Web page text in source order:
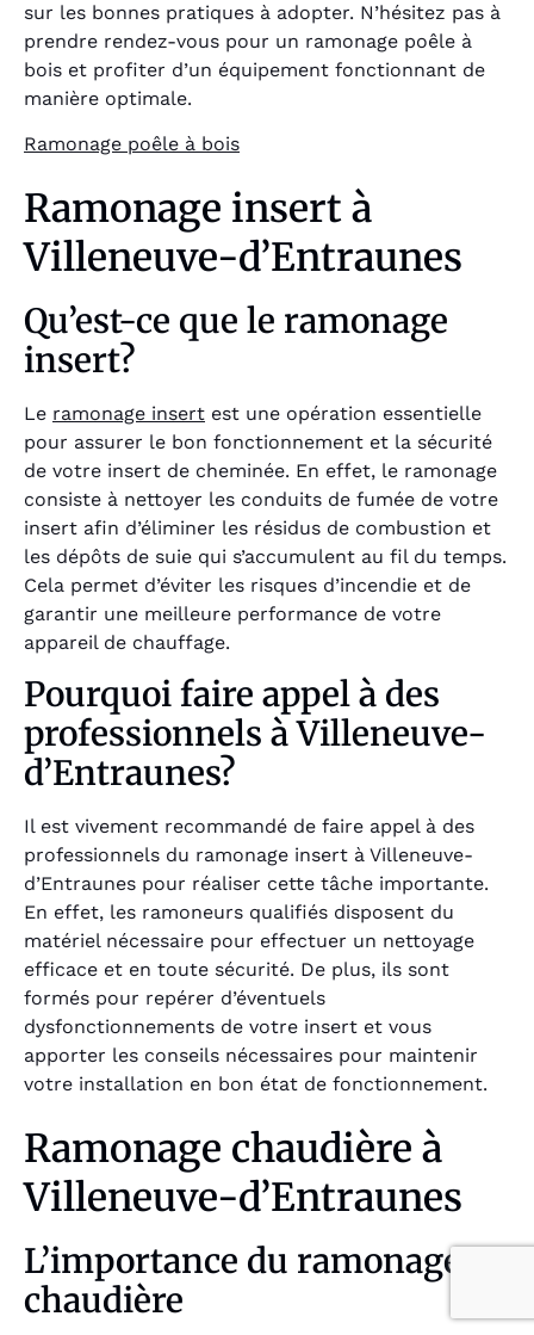
sur les bonnes pratiques à adopter. N’hésitez pas à
prendre rendez-vous pour un ramonage poêle à
bois et profiter d’un équipement fonctionnant de
manière optimale.
Ramonage poêle à bois
Ramonage insert à
Villeneuve-d’Entraunes
Qu’est-ce que le ramonage
insert?
Le ramonage insert est une opération essentielle
pour assurer le bon fonctionnement et la sécurité
de votre insert de cheminée. En effet, le ramonage
consiste à nettoyer les conduits de fumée de votre
insert afin d’éliminer les résidus de combustion et
les dépôts de suie qui s’accumulent au fil du temps.
Cela permet d’éviter les risques d’incendie et de
garantir une meilleure performance de votre
appareil de chauffage.
Pourquoi faire appel à des
professionnels à Villeneuve-
d’Entraunes?
Il est vivement recommandé de faire appel à des
professionnels du ramonage insert à Villeneuve-
d’Entraunes pour réaliser cette tâche importante.
En effet, les ramoneurs qualifiés disposent du
matériel nécessaire pour effectuer un nettoyage
efficace et en toute sécurité. De plus, ils sont
formés pour repérer d’éventuels
dysfonctionnements de votre insert et vous
apporter les conseils nécessaires pour maintenir
votre installation en bon état de fonctionnement.
Ramonage chaudière à
Villeneuve-d’Entraunes
L’importance du ramonage
chaudière